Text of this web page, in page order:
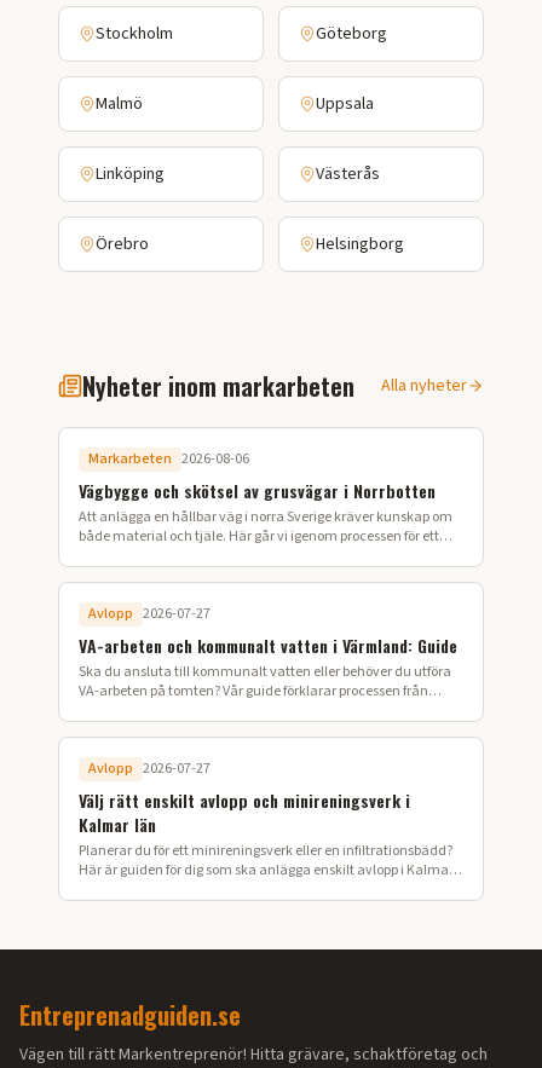
Stockholm Göteborg
Malmö Uppsala
Linköping Västerås
Örebro Helsingborg
Nyheter inom markarbeten Alla nyheter
Markarbeten 2026-08-06
Vägbygge och skötsel av grusvägar i Norrbotten
Att anlägga en hållbar väg i norra Sverige kräver kunskap om
både material och tjäle. Här går vi igenom processen för ett
Avlopp 2026-07-27
VA-arbeten och kommunalt vatten i Värmland: Guide
Ska du ansluta till kommunalt vatten eller behöver du utföra
VA-arbeten på tomten? Vår guide förklarar processen från
Avlopp 2026-07-27
Välj rätt enskilt avlopp och minireningsverk i
Kalmar län
Planerar du för ett minireningsverk eller en infiltrationsbädd?
Här är guiden för dig som ska anlägga enskilt avlopp i Kalmar
Entreprenadguiden.se
Vägen till rätt Markentreprenör! Hitta grävare, schaktföretag och